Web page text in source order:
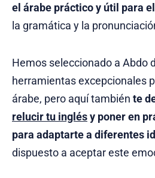
el árabe práctico y útil para
la gramática y la
Hemos seleccionado a Abdo
herramientas excepcionales
árabe, pero aquí también te
relucir tu inglésy poner en
para adaptarte a diferentes
dispuesto a aceptar este